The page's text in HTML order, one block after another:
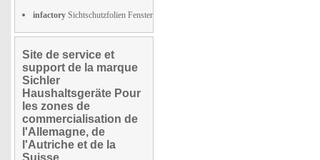
infactory Sichtschutzfolien Fenster
Site de service et
support de la marque
Sichler
Haushaltsgeräte Pour
les zones de
commercialisation de
l'Allemagne, de
l'Autriche et de la
Suisse